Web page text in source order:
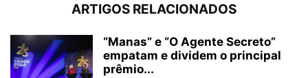
ARTIGOS RELACIONADOS
“Manas” e “O Agente Secreto”
empatam e dividem o principal
prêmio...